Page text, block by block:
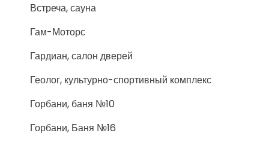
Встреча, сауна
Гам-Моторс
Гардиан, салон дверей
Геолог, культурно-спортивный комплекс
Горбани, баня №10
Горбани, Баня №16